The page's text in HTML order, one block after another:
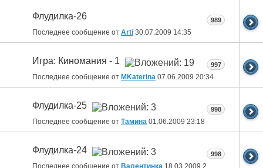
Флудилка-26
Последнее сообщение от Arti 30.07.2009 14:35
989
Игра: Киномания - 1
Последнее сообщение от MKaterina 07.06.2009 20:34
997
Флудилка-25
Последнее сообщение от Тамина 01.06.2009 23:18
998
Флудилка-24
Последнее сообщение от Валентинка 18.03.2009 22:19
998